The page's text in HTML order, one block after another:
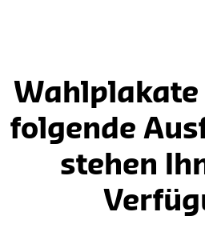
Wahlplakate
folgende
stehen